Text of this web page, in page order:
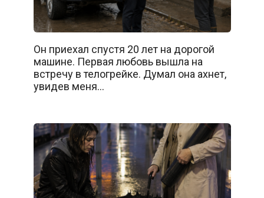
Он приехал спустя 20 лет на дорогой
машине. Первая любовь вышла на
встречу в телогрейке. Думал она ахнет,
увидев меня…